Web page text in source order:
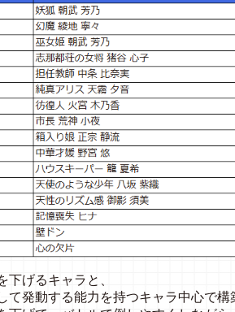
下げるキャラと、
て発動する能力を持つキャラ中心で構